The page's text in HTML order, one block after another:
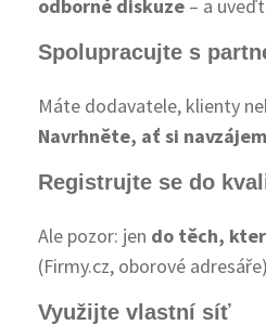
odborné diskuze – a
Spolupracujte s
Máte dodavatele, klienty
Navrhněte, ať si
Registrujte se do
Ale pozor: jen do těch,
(Firmy.cz, oborové
Využijte vlastní síť